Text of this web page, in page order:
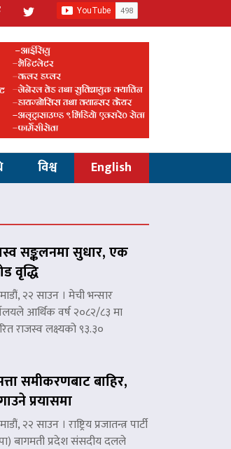
विश्व
English
सङ्कलनमा सुधार, एक
वृद्धि
२२ साउन । मेची भन्सार
आर्थिक वर्ष २०८२/८३ मा
राजस्व लक्ष्यको ९३.३०
समीकरणबाट बाहिर,
प्रयासमा
२२ साउन । राष्ट्रिय प्रजातन्त्र पार्टी
बागमती प्रदेश संसदीय दलले